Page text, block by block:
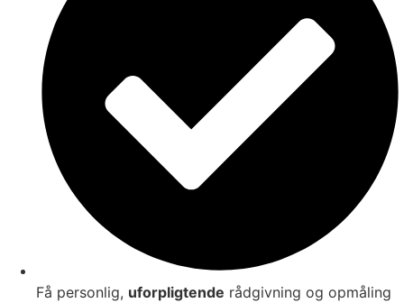
Få personlig, uforpligtende rådgivning og opmåling